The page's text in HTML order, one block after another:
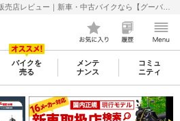
バイクを
売る
メンテ
ナンス
コミュ
ニティ